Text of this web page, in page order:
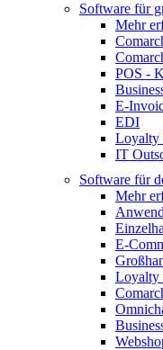
Software für
Mehr
POS -
E-
EDI
Loyalty
IT
Software für
Mehr
E-
Loyalty